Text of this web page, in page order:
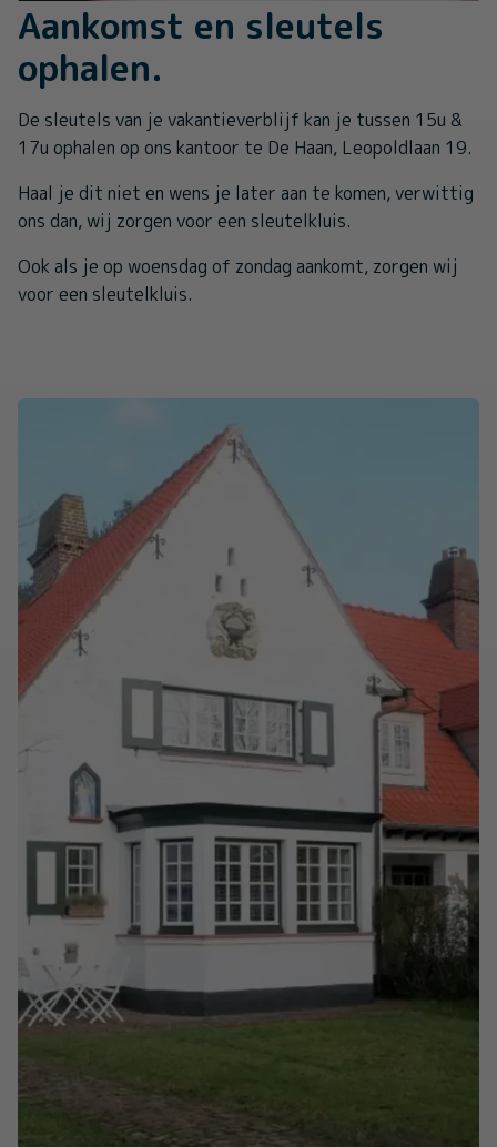
Aankomst en sleutels
ophalen.
De sleutels van je vakantieverblijf kan je tussen 15u &
17u ophalen op ons kantoor te De Haan, Leopoldlaan 19.
Haal je dit niet en wens je later aan te komen, verwittig
ons dan, wij zorgen voor een sleutelkluis.
Ook als je op woensdag of zondag aankomt, zorgen wij
voor een sleutelkluis.